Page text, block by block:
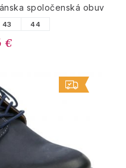
spoločenská obuv
43 44
€